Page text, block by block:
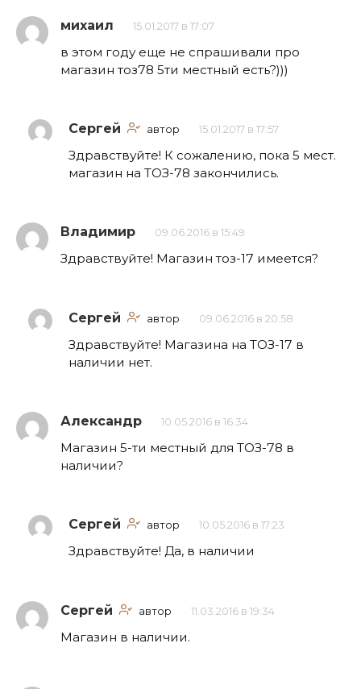
михаил 15.01.2017 в 17:07
в этом году еще не спрашивали про
магазин тоз78 5ти местный есть?)))
Сергей автор 15.01.2017 в 17:57
Здравствуйте! К сожалению, пока 5 мест.
магазин на ТОЗ-78 закончились.
Владимир 09.06.2016 в 15:49
Здравствуйте! Магазин тоз-17 имеется?
Сергей автор 09.06.2016 в 20:58
Здравствуйте! Магазина на ТОЗ-17 в
наличии нет.
Александр 10.05.2016 в 16:34
Магазин 5-ти местный для ТОЗ-78 в
наличии?
Сергей автор 10.05.2016 в 17:23
Здравствуйте! Да, в наличии
Сергей автор 11.03.2016 в 19:34
Магазин в наличии.